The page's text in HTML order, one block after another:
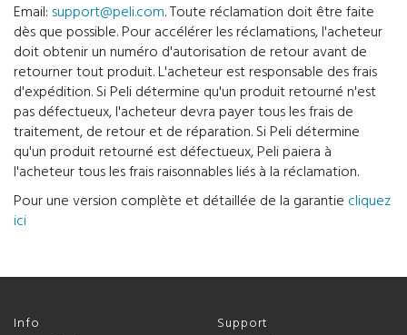
Email: support@peli.com. Toute réclamation doit être faite
dès que possible. Pour accélérer les réclamations, l'acheteur
doit obtenir un numéro d'autorisation de retour avant de
retourner tout produit. L'acheteur est responsable des frais
d'expédition. Si Peli détermine qu'un produit retourné n'est
pas défectueux, l'acheteur devra payer tous les frais de
traitement, de retour et de réparation. Si Peli détermine
qu'un produit retourné est défectueux, Peli paiera à
l'acheteur tous les frais raisonnables liés à la réclamation.
Pour une version complète et détaillée de la garantie cliquez
ici
Info Support